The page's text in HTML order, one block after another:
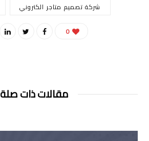
شركة تصميم متاجر الكتروني
0
مقالات ذات صلة